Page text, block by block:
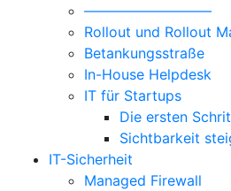
—————————
Rollout und Rollout
Betankungsstraße
In-House Helpdesk
IT für Startups
Die ersten
Sichtbarkeit
IT-Sicherheit
Managed Firewall